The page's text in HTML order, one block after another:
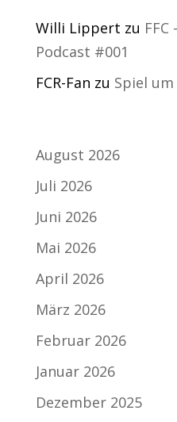
Willi Lippert zu
Podcast #001
FCR-Fan zu Spiel
August 2026
Juli 2026
Juni 2026
Mai 2026
April 2026
März 2026
Februar 2026
Januar 2026
Dezember 2025